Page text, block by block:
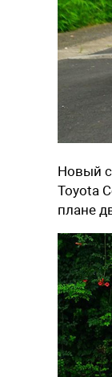
Новый
Toyota
плане